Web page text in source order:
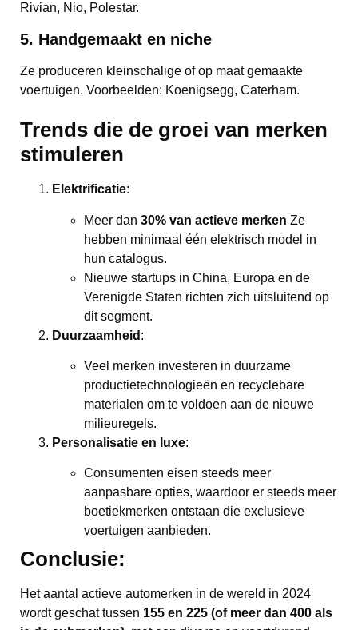
Rivian, Nio, Polestar.
5. Handgemaakt en niche
Ze produceren kleinschalige of op maat gemaakte
voertuigen. Voorbeelden: Koenigsegg, Caterham.
Trends die de groei van merken
stimuleren
Elektrificatie:
Meer dan 30% van actieve merken Ze
hebben minimaal één elektrisch model in
hun catalogus.
Nieuwe startups in China, Europa en de
Verenigde Staten richten zich uitsluitend op
dit segment.
Duurzaamheid :
Veel merken investeren in duurzame
productietechnologieën en recyclebare
materialen om te voldoen aan de nieuwe
milieuregels.
Personalisatie en luxe:
Consumenten eisen steeds meer
aanpasbare opties, waardoor er steeds meer
boetiekmerken ontstaan die exclusieve
voertuigen aanbieden.
Conclusie:
Het aantal actieve automerken in de wereld in 2024
wordt geschat tussen 155 en 225 (of meer dan 400 als